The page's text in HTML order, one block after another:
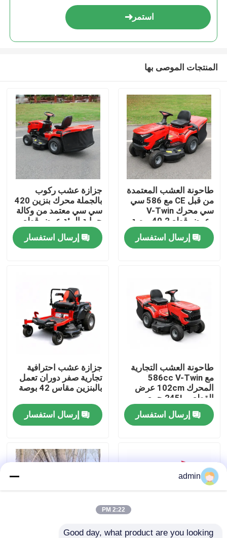
المنزل
فيديوهات
حولنا
عرض المصنع
اتصل بنا
بالمنشار البنزين
منشار كهربائي
استمر
المنتجات الموصى بها
طاحونة العشب المعتمدة
من قبل CE مع 586 سي
سي محرك V-Twin
وعرض قطع 40.2 بوصة
مصطاد العشب
إرسال استفسار
جزازة عشب ركوب
بالجملة محرك بنزين 420
سي سي معتمد من وكالة
حماية البيئة عرض قطع
38 بوصة دعم مصنعي
المعدات الأصلية
إرسال استفسار
طاحونة العشب التجارية
مع 586cc V-Twin
المحرك 102cm عرض
القطع و 245L جمع
العشب
إرسال استفسار
جزازة عشب احترافية
تجارية صفر دوران تعمل
بالبنزين مقاس 42 بوصة
إرسال استفسار
admin
2:22 PM
Good day, what product are you looking